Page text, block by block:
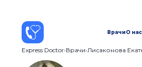
ВрачиО нас
Express Doctor Врачи Лисаконова